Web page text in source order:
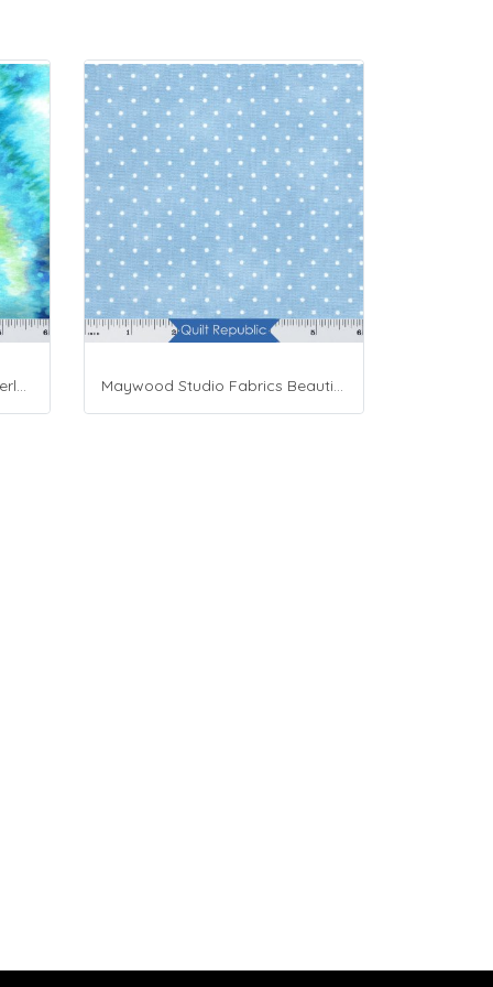
Moda Fabrics Whimsy Wonderland Shakedown Street Spiral Breeze Maywood Studio Fabrics Beautiful Basics Blue